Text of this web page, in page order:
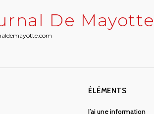
De Mayotte
ÉLÉMENTS
J’ai une information